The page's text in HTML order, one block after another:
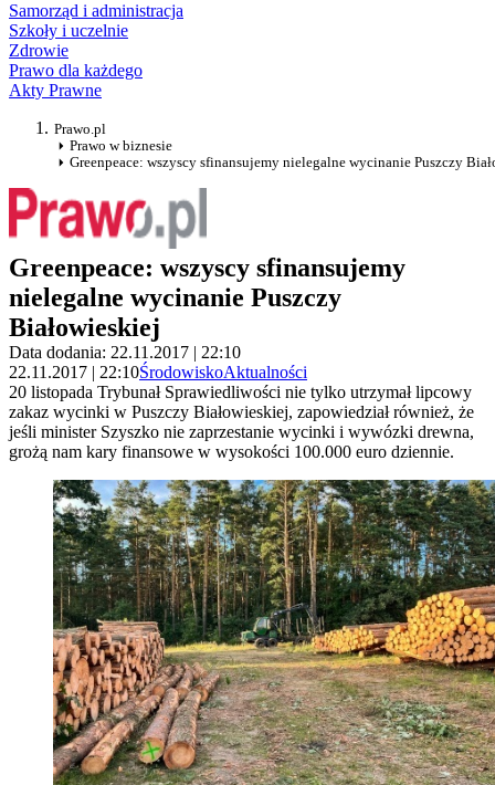
Samorząd i administracja
Szkoły i uczelnie
Zdrowie
Prawo dla każdego
Akty Prawne
Prawo.pl
Prawo w biznesie
Greenpeace: wszyscy sfinansujemy nielegalne wycinanie Puszczy
Greenpeace: wszyscy sfinansujemy
nielegalne wycinanie Puszczy
Białowieskiej
Data dodania: 22.11.2017 | 22:10
22.11.2017 | 22:10ŚrodowiskoAktualności
20 listopada Trybunał Sprawiedliwości nie tylko utrzymał lipcowy
zakaz wycinki w Puszczy Białowieskiej, zapowiedział również, że
jeśli minister Szyszko nie zaprzestanie wycinki i wywózki drewna,
grożą nam kary finansowe w wysokości 100.000 euro dziennie.